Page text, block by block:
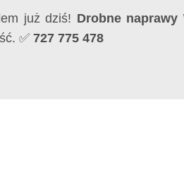
już dziś! Drobne naprawy
✅ 727 775 478